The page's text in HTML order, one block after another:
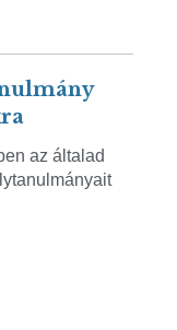
az általad